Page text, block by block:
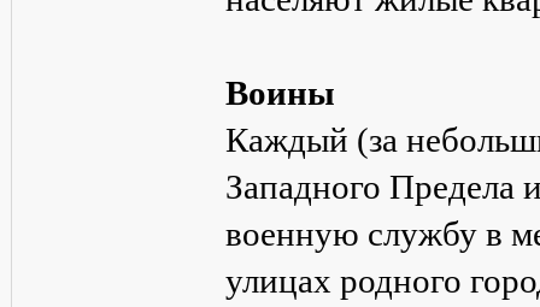
Воины
Каждый (за
Западного Предела
военную службу в
улицах родного